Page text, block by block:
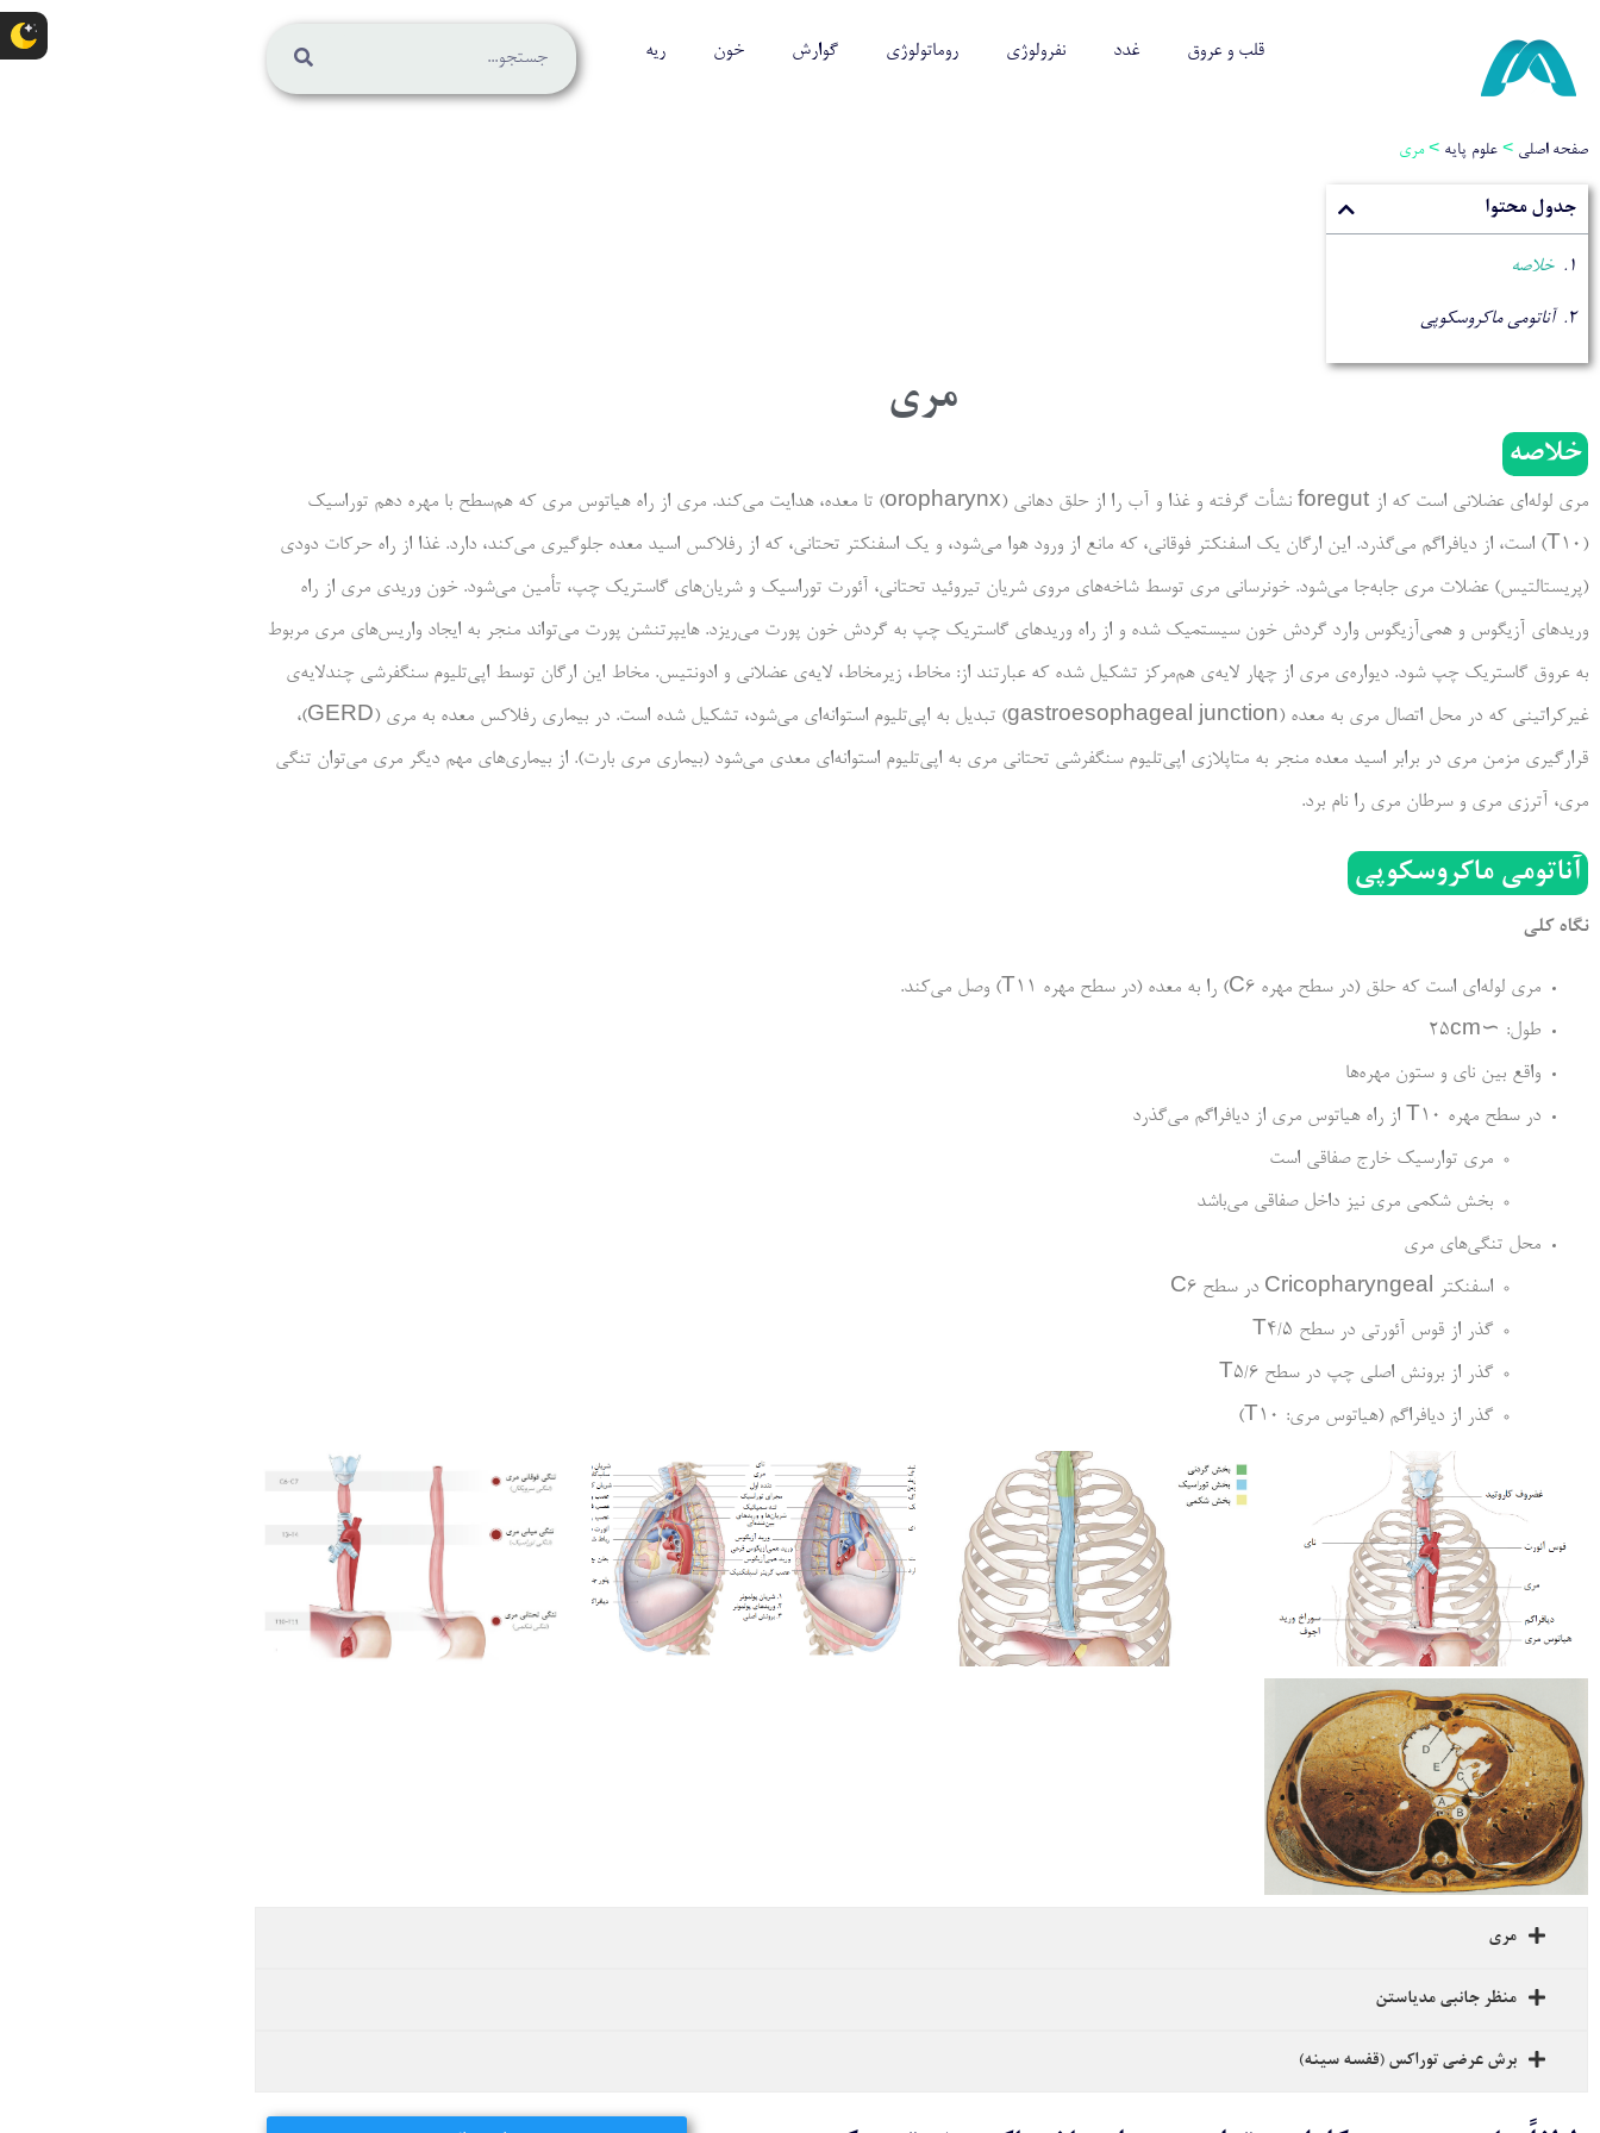
قلب و عروق غدد نفرولوژی روماتولوژی گوارش خون ریه
صفحه اصلی > علوم پایه >مری
جدول محتوا
خلاصه
آناتومی ماکروسکوپی
مری
خلاصه
مری لوله‌ای عضلانی است که از foregut نشأت گرفته و غذا و آب را از حلق دهانی (oropharynx) تا معده، هدایت می‌کند. مری از راه هیاتوس مری که هم‌سطح با مهره دهم توراسیک
(T10) است، از دیافراگم می‌گذرد. این ارگان یک اسفنکتر فوقانی، که مانع از ورود هوا می‌شود، و یک اسفنکتر تحتانی، که از رفلاکس اسید معده جلوگیری می‌کند، دارد. غذا از راه حرکات دودی
(پریستالتیس) عضلات مری جابه‌جا می‌شود. خونرسانی مری توسط شاخه‌های مروی شریان تیروئید تحتانی، آئورت توراسیک و شریان‌های گاستریک چپ، تأمین می‌شود. خون وریدی مری از راه
وریدهای آزیگوس و همی‌آزیگوس وارد گردش خون سیستمیک شده و از راه وریدهای گاستریک چپ به گردش خون پورت می‌ریزد. هایپرتنشن پورت می‌تواند منجر به ایجاد واریس‌های مری مربوط
به عروق گاستریک چپ شود. دیواره‌ی مری از چهار لایه‌ی هم‌مرکز تشکیل شده که عبارتند از: مخاط، زیرمخاط، لایه‌ی عضلانی و ادونتیس. مخاط این ارگان توسط اپی‌تلیوم سنگفرشی چندلایه‌ی
غیرکراتینی که در محل اتصال مری به معده (gastroesophageal junction) تبدیل به اپی‌تلیوم استوانه‌ای می‌شود، تشکیل شده است. در بیماری رفلاکس معده به مری (GERD)،
قرارگیری مزمن مری در برابر اسید معده منجر به متاپلازی اپی‌تلیوم سنگفرشی تحتانی مری به اپی‌تلیوم استوانه‌ای معدی می‌شود (بیماری مری بارت). از بیماری‌های مهم دیگر مری می‌توان تنگی
مری، آترزی مری و سرطان مری را نام برد.
آناتومی ماکروسکوپی
نگاه کلی
مری لوله‌ای است که حلق (در سطح مهره C6) را به معده (در سطح مهره T11) وصل می‌کند.
طول: ∼25cm
واقع بین نای و ستون مهره‌ها
در سطح مهره T10 از راه هیاتوس مری از دیافراگم می‌گذرد
مری توارسیک خارج صفاقی است
بخش شکمی مری نیز داخل صفاقی می‌باشد
محل تنگی‌های مری
اسفنکتر Cricopharyngeal در سطح C6
گذر از قوس آئورتی در سطح T4/5
گذر از برونش اصلی چپ در سطح T5/6
گذر از دیافراگم (هیاتوس مری: T10)
مری
منظر جانبی مدیاستن
برش عرضی توراکس (قفسه سینه)